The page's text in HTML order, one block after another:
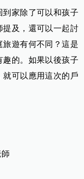
家除了可以和孩子
及，還可以一起討
遊有何不同？這是
的。如果以後孩子
可以應用這次的戶